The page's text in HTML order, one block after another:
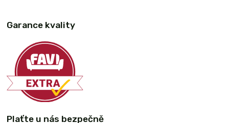
Garance kvality
Plaťte u nás bezpečně